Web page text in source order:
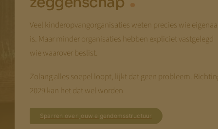
Veel kinderopvangorganisaties weten precies wie
is. Maar minder organisaties hebben expliciet vastgelegd
wie waarover beslist.
Zolang alles soepel loopt, lijkt dat geen probleem.
2029 kan het dat wel worden
Sparren over jouw eigendomsstructuur